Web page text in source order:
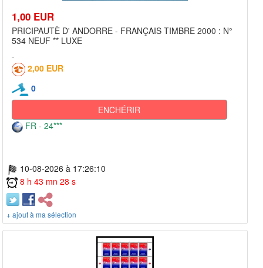
1,00 EUR
PRICIPAUTÈ D' ANDORRE - FRANÇAIS TIMBRE 2000 : N°
534 NEUF ** LUXE
2,00 EUR
0
ENCHÉRIR
FR - 24***
10-08-2026 à 17:26:10
8 h 43 mn 28 s
+ ajout à ma sélection